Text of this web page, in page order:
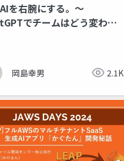
を右腕にする。〜
でチームはどう変わる
岡島幸男 2.1K